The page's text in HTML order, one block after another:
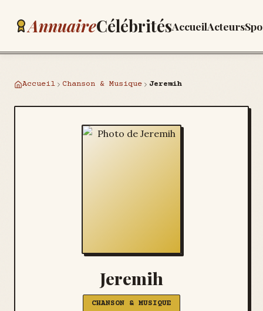
AnnuaireCélébritésAccueilActeurs
Accueil Chanson & Musique Jeremih
Jeremih
CHANSON & MUSIQUE